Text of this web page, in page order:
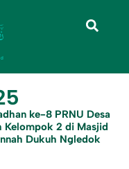
ke-8 PRNU Desa
Kelompok 2 di Masjid
Dukuh Ngledok